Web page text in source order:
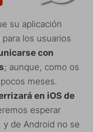
su aplicación
los usuarios
con
; aunque, como os
meses.
en iOS de
esperar
y de Android no se